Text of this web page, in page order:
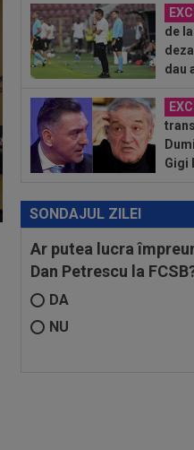
Sava la...
22:19
OFICIAL
Ciubotaru a semnat: ”Nu
această oportunitate”
scos pe targă în UTA -
de când a...
de
dau
Gigi
SONDAJUL ZILEI
Ar putea lucra
Dan Petrescu la
DA
NU